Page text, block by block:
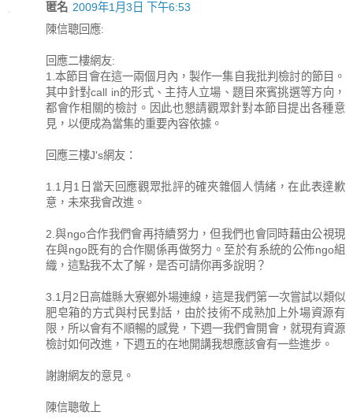
匿名 2009年1月3日 下午6:53
陳信聰回應:
回應二樓網友:
1.本節目會在這一兩個月內，製作一集自我批判檢討的節目。
其中針對call in的形式、主持人立場、題目來賓挑選等方向，
都會作相關的檢討。因此也懇請觀眾針對本節目提出各種意
見，以便成為當集的重要內容依據。
回應三樓J's網友：
1.1月1日當天回應觀眾批評的確夾雜個人情緒，在此表達歉
意，未來我會改進。
2.與ngo合作我們會再持續努力，但我們也會同時藉由公視現
在與ngo既有的合作關係再做努力。至於有系統的公佈ngo組
織，這點我不太了解，是否可請你再多說明？
3.1月2日高雄縣大寮鄉外場連線，這是我們第一次嘗試以類似
肥皂箱的方式與村民對話，由於技術不成熟加上外場資源有
限，所以會有不順暢的感覺，下週一我們會開會，就現有資源
檢討如何改進，下週五的在地開講我想應該會有一些進步。
謝謝網友的意見。
陳信聰敬上